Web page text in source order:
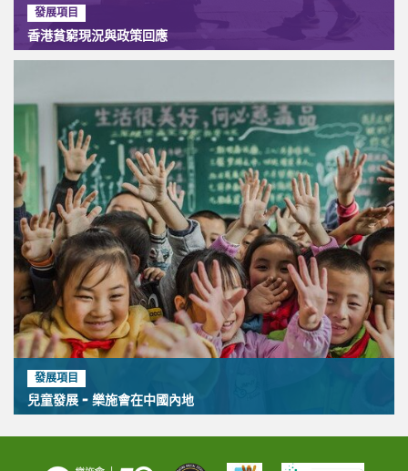
發展項目
香港貧窮現況與政策回應
發展項目
兒童發展 - 樂施會在中國內地